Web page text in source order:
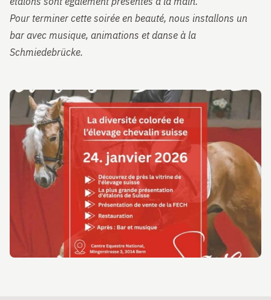
Pour terminer cette soirée en beauté, nous installons un
bar avec musique, animations et danse à la
Schmiedebrücke.